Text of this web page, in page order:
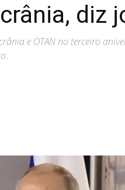
diz
e OTAN no terceiro